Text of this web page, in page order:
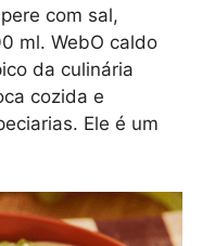
com sal,
ml. WebO caldo
da culinária
cozida e
Ele é um